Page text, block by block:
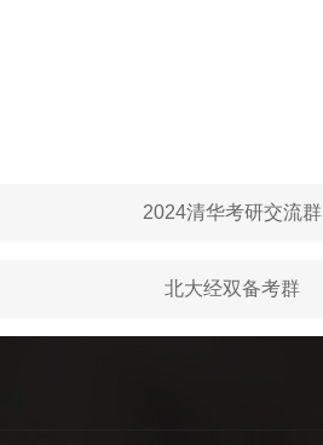
2024清华考研交流群
北大经双备考群